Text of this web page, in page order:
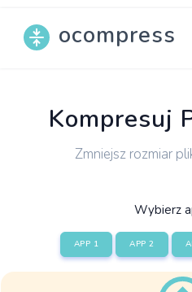
ocompress
Kompresuj
Zmniejsz rozmiar
Wybierz
APP 1 APP 2